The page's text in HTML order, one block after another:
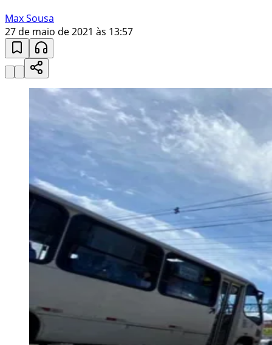
Max Sousa
27 de maio de 2021 às 13:57